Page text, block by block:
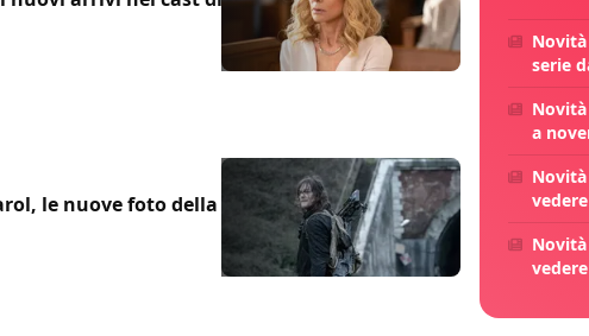
le nuove foto della
serie
a